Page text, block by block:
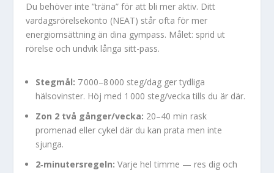
Du behöver inte ”träna” för att bli mer aktiv. Ditt
vardagsrörelsekonto (NEAT) står ofta för mer
energiomsättning än dina gympass. Målet: sprid ut
rörelse och undvik långa sitt-pass.
Stegmål: 7 000–8 000 steg/dag ger tydliga
hälsovinster. Höj med 1 000 steg/vecka tills du är där.
Zon 2 två gånger/vecka: 20–40 min rask
promenad eller cykel där du kan prata men inte
sjunga.
2‑minutersregeln: Varje hel timme — res dig och